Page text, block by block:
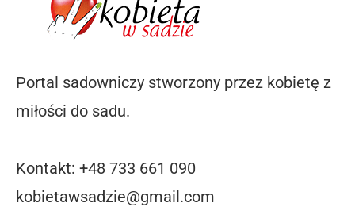
Portal sadowniczy stworzony przez kobietę z
miłości do sadu.
Kontakt: +48 733 661 090
kobietawsadzie@gmail.com